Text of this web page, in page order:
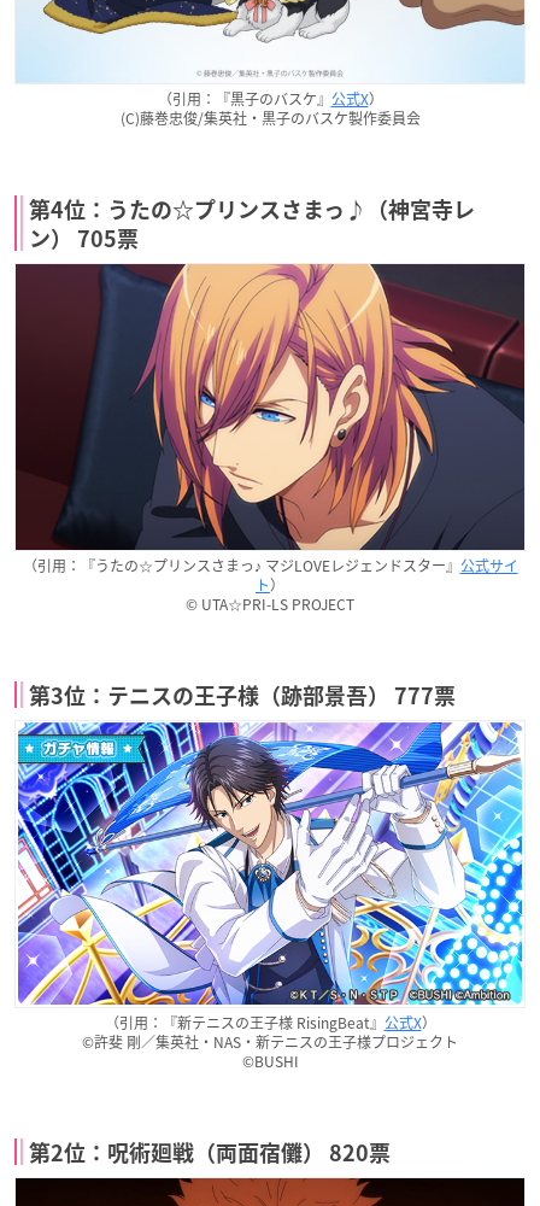
（引用：『黒子のバスケ』 公式X）
(C)藤巻忠俊/集英社・黒子のバスケ製作委員会
第4位：うたの☆プリンスさまっ♪（神宮寺レ
ン） 705票
（引用：『うたの☆プリンスさまっ♪ マジLOVEレジェンドスター』 公式サイ
ト）
© UTA☆PRI-LS PROJECT
第3位：テニスの王子様（跡部景吾） 777票
（引用：『新テニスの王子様 RisingBeat』 公式X）
©許斐 剛／集英社・NAS・新テニスの王子様プロジェクト
©BUSHI
第2位：呪術廻戦（両面宿儺） 820票